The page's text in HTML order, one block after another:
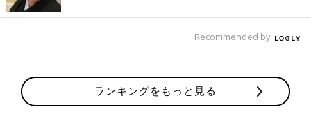
Recommended by
ランキングをもっと見る